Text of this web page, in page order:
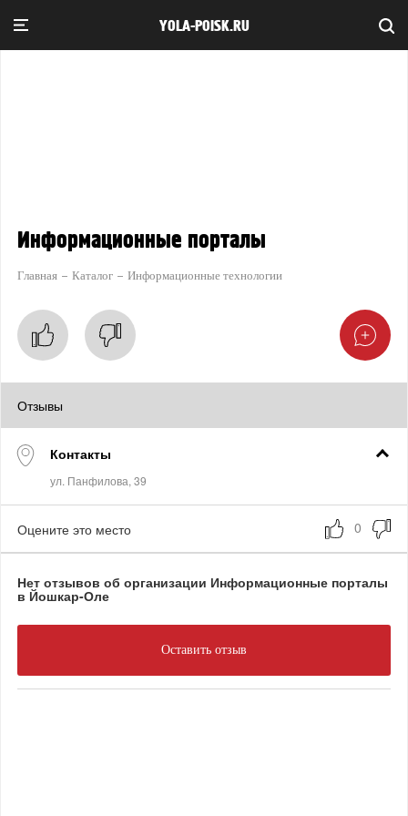
YOLA-POISK.RU
Информационные порталы
Главная Каталог Информационные технологии
Отзывы
Контакты
Оцените это место
Нет отзывов об организации Информационные порталы
в Йошкар-Оле
Оставить отзыв